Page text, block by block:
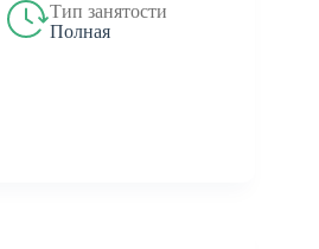
Тип занятости
Полная